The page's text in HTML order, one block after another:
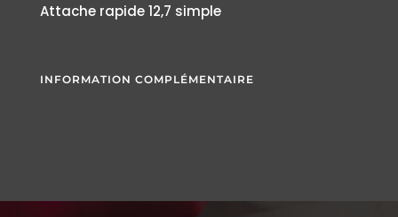
Attache rapide 12,7 simple
INFORMATION COMPLÉMENTAIRE